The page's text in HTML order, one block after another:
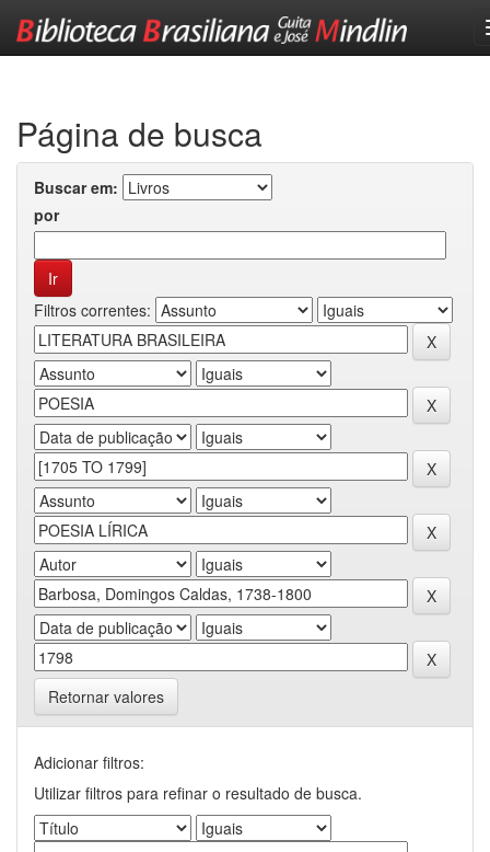
Página de busca
Buscar em:
por
Filtros correntes:
Retornar valores
Adicionar filtros:
Utilizar filtros para refinar o resultado de busca.